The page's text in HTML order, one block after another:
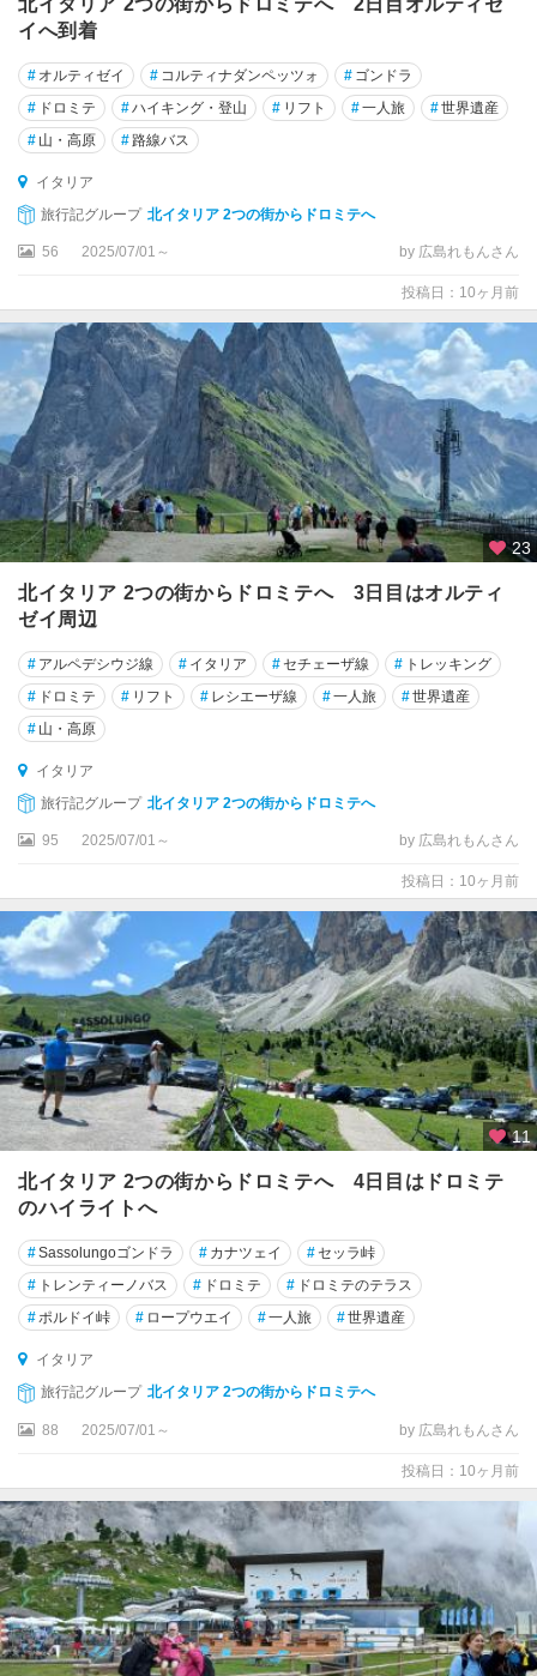
チ
ェ
フ
ァ
ル
ビ
タ
ベ
キ
チ
ン
ク
エ
・
テ
ッ
テ
ィ
ボ
リ
デ
セ
ツ
ァ
ー
ノ
・
デ
ル
・
ガ
ー
ダ
ス
カ
ー
ナ
州
ト
ラ
ト
ラ
ー
パ
ニ
イへ到着
# オルティゼイ # コルティナダンペッツォ # ゴンドラ
# ドロミテ #ハイキング・登山 # リフト #一人旅 #世界遺産
# 山・高原 #路線バス
イタリア
旅行記グループ 北イタリア 2つの街からドロミテへ
56 2025/07/01～ by 広島れもんさん
投稿日：10ヶ月前
23
北イタリア 2つの街からドロミテへ 3日目はオルティ
ゼイ周辺
# アルペデシウジ線 # イタリア #セチェーザ線 # トレッキング
# ドロミテ # リフト # レシエーザ線 #一人旅 #世界遺産
# 山・高原
イタリア
旅行記グループ 北イタリア 2つの街からドロミテへ
95 2025/07/01～ by 広島れもんさん
投稿日：10ヶ月前
11
北イタリア 2つの街からドロミテへ 4日目はドロミテ
のハイライトへ
#Sassolungoゴンドラ # カナツェイ #セッラ峠
# トレンティーノバス # ドロミテ # ドロミテのテラス
#ポルドイ峠 # ロープウエイ #一人旅 #世界遺産
イタリア
旅行記グループ 北イタリア 2つの街からドロミテへ
88 2025/07/01～ by 広島れもんさん
投稿日：10ヶ月前